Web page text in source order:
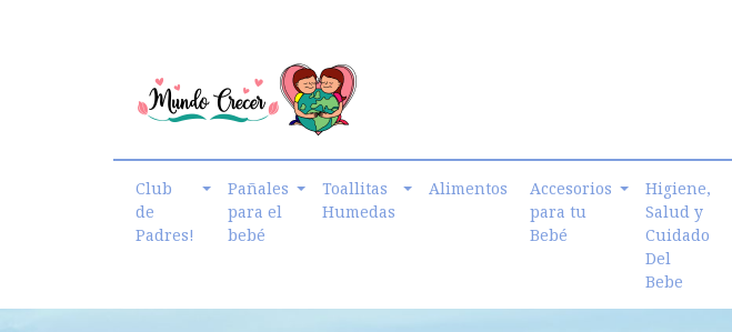
Club
de
Padres!
Pañales
para el
bebé
Toallitas
Humedas
Alimentos
Accesorios
para tu
Bebé
Higiene,
Salud y
Cuidado
Del
Bebe